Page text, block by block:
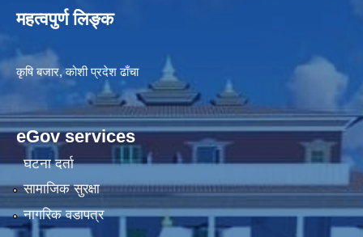
महत्वपुर्ण लिङ्क
कृषि बजार, कोशी प्रदेश ढाँचा
eGov services
घटना दर्ता
सामाजिक सुरक्षा
नागरिक वडापत्र